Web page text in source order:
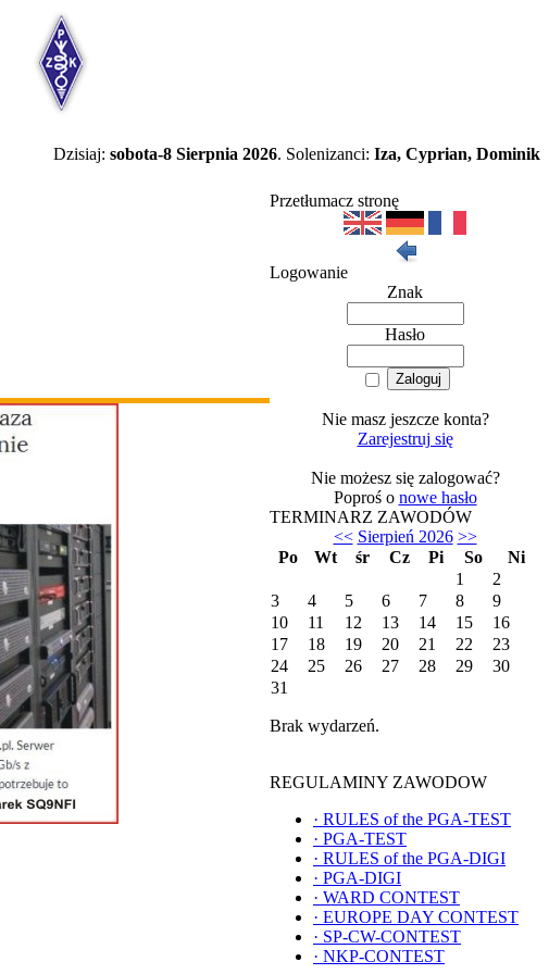
Dzisiaj: sobota-8 Sierpnia 2026. Solenizanci: Iza, Cyprian, Dominik
Przetłumacz stronę
Logowanie
Znak
Hasło
Nie masz jeszcze konta?
Zarejestruj się
Nie możesz się zalogować?
Poproś o nowe hasło
TERMINARZ ZAWODÓW
<< Sierpień 2026 >>
Po
Wt śr Cz Pi So
Ni
1
2
3
4 5 6 7 8
9
10
11 12 13 14 15
16
17
18 19 20 21 22
23
24
25 26 27 28 29
30
31
Brak wydarzeń.
REGULAMINY ZAWODOW
· RULES of the PGA-TEST
· PGA-TEST
· RULES of the PGA-DIGI
· PGA-DIGI
· WARD CONTEST
· EUROPE DAY CONTEST
· SP-CW-CONTEST
· NKP-CONTEST